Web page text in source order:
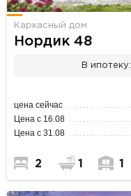
Каркасный дом
Нордик 48
В ипотеку:
цена сейчас
Цена с 16.08
Цена с 31.08
2 1 1